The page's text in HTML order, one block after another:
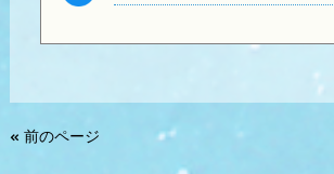
« 前のページ